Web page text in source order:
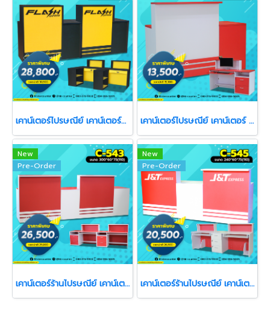
เคาน์เตอร์ไปรษณีย์ เคาน์เตอร์ร้านแฟลช เคาน์เตอร์ไปรษณีย์ เคาน์เตอร์ Flash express เคาน์เตอร์ร้านรับส่งพัสดุ
New
Pre-Order
เคาน์เตอร์ร้านไปรษณีย์ เคาน์เตอร์ร้านรับส่งพัสดุ เคาน์เตอร์คิดเงิน
New
Pre-Order
เคาน์เตอร์ร้านไปรษณีย์ เคาน์เตอร์ร้านรับส่งพัสดุ เคาน์เตอร์คิดเงิน